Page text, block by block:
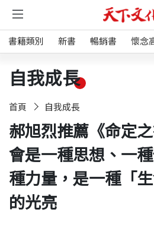
書籍類別 新書 暢銷書 懷念
自我成長
首頁 自我成長
郝旭烈推薦《命定
會是一種思想、一
種力量，是一種「生
的光亮